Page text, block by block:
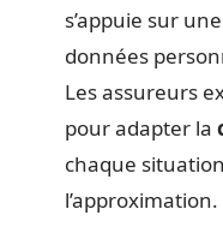
s’appuie sur
données
Les assureurs
pour adapter la
chaque
l’approximation.